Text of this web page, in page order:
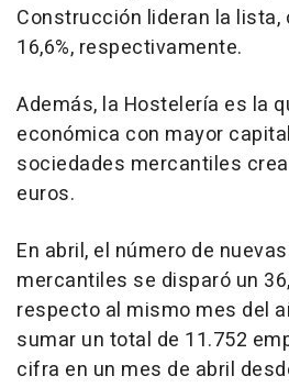
Construcción lideran la lista,
16,6%, respectivamente.
Además, la Hostelería es la
económica con mayor
sociedades mercantiles
euros.
En abril, el número de
mercantiles se disparó un
respecto al mismo mes del
sumar un total de 11.752
cifra en un mes de abril